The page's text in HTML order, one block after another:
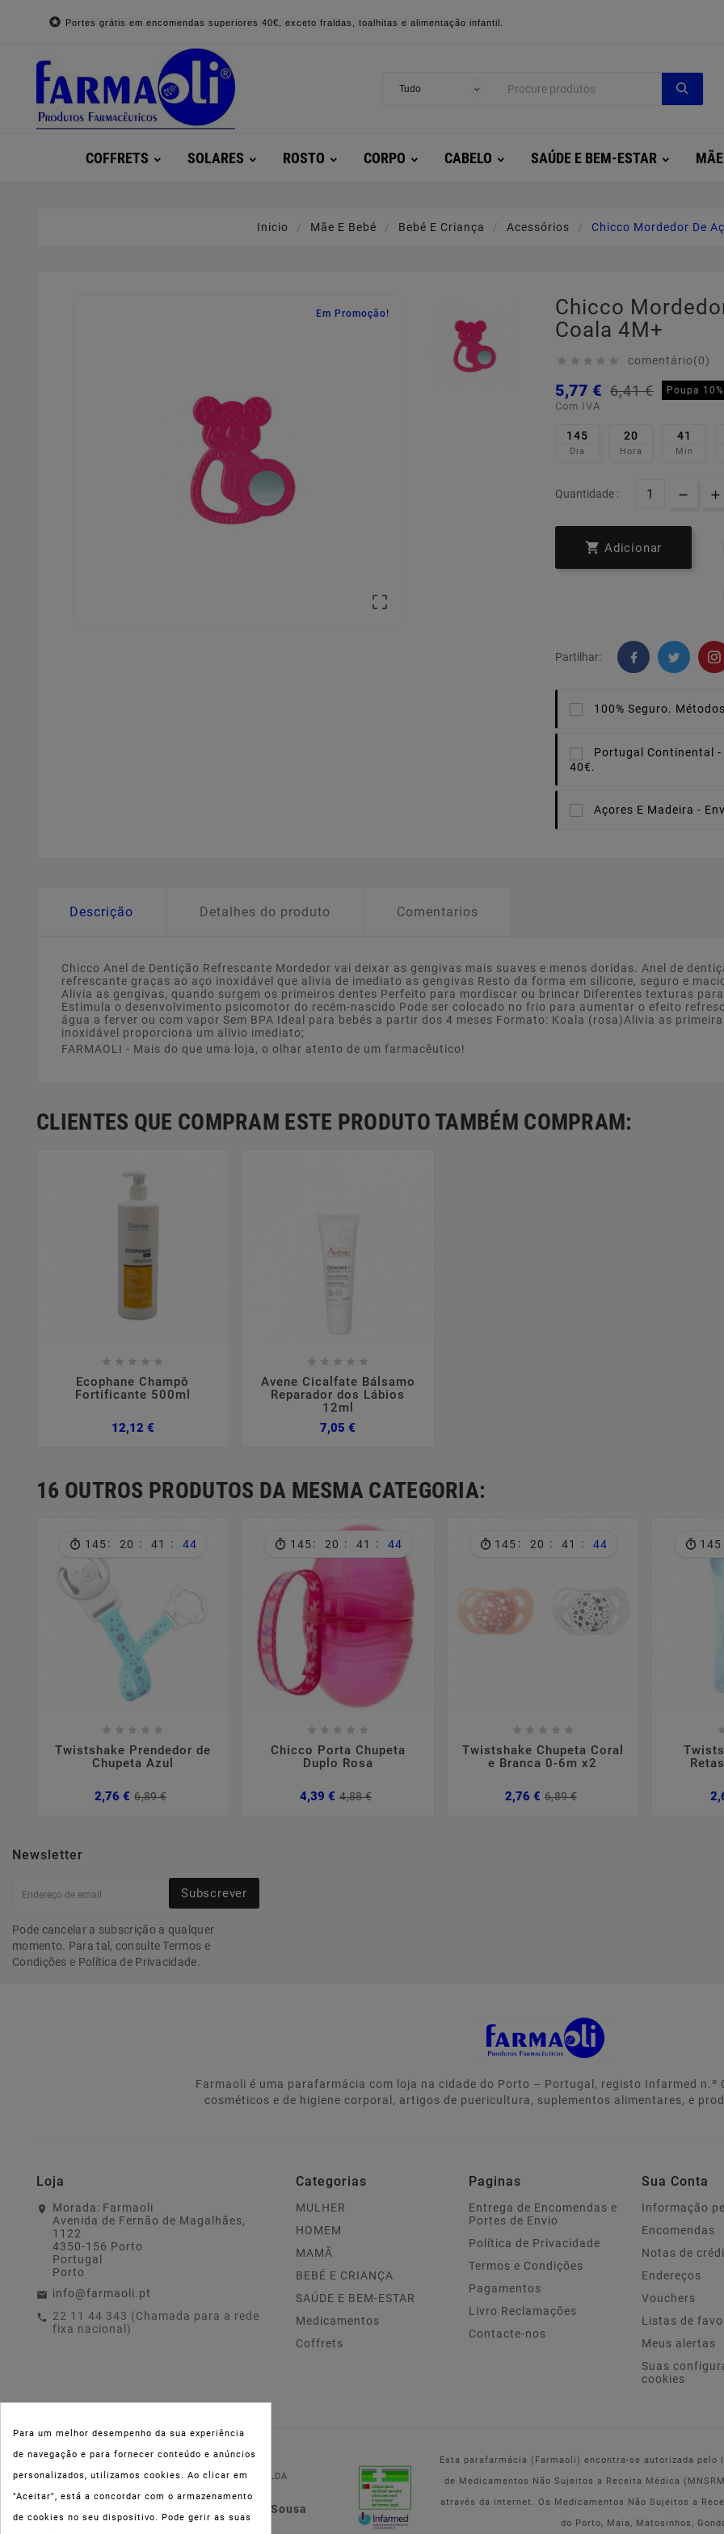
 Portes grátis em encomendas superiores 40€, exceto fraldas, toalhitas e alimentação infantil.
COFFRETS SOLARES ROSTO CORPO CABELO SAÚDE E BEM-ESTAR
Inicio Mãe E Bebé Bebé E Criança Acessórios Chicco Mordedor De
Em Promoção!

Chicco
Coala 4M+
     comentário(0)
5,77 € 6,41 € Poupa 10%
Com IVA
145
Dia
20
Hora
41
Min
Quantidade :
 Adicionar
Partilhar:
100% Seguro.
Portugal Continental -
40€.
Açores E Madeira -
Descrição Detalhes do produto Comentarios
Chicco Anel de Dentição Refrescante Mordedor vai deixar as gengivas mais suaves e menos doridas. Anel de
refrescante graças ao aço inoxidável que alivia de imediato as gengivas Resto da forma em silicone, seguro e
Alivia as gengivas, quando surgem os primeiros dentes Perfeito para mordiscar ou brincar Diferentes texturas
Estimula o desenvolvimento psicomotor do recém-nascido Pode ser colocado no frio para aumentar o efeito
água a ferver ou com vapor Sem BPA Ideal para bebés a partir dos 4 meses Formato: Koala (rosa)Alivia as
inoxidável proporciona um alívio imediato;
FARMAOLI - Mais do que uma loja, o olhar atento de um farmacêutico!
CLIENTES QUE COMPRAM ESTE PRODUTO TAMBÉM COMPRAM:
    
Ecophane Champô
Fortificante 500ml
12,12 €Preço
    
Avene Cicalfate Bálsamo
Reparador dos Lábios
12ml
7,05 €
16 OUTROS PRODUTOS DA MESMA CATEGORIA:
145: 20 : 41 : 44
    
Twistshake Prendedor de
Chupeta Azul
2,76 € 6,89 €
145: 20 : 41 : 44
    
Chicco Porta Chupeta
Duplo Rosa
4,39 € 4,88 €
145 : 20 : 41 : 44
    
Twistshake Chupeta Coral
e Branca 0-6m x2
2,76 € 6,89 €
145
Newsletter
Subscrever
Pode cancelar a subscrição a qualquer
momento. Para tal, consulte Termos e
Condições e Política de Privacidade.
Farmaoli é uma parafarmácia com loja na cidade do Porto – Portugal, registo Infarmed n.º
cosméticos e de higiene corporal, artigos de puericultura, suplementos alimentares, e
Loja
Morada: Farmaoli
Avenida de Fernão de Magalhães,
1122
4350-156 Porto
Portugal
Porto
info@farmaoli.pt
22 11 44 343 (Chamada para a rede
fixa nacional)
Categorias
MULHER
HOMEM
MAMÃ
BEBÉ E CRIANÇA
SAÚDE E BEM-ESTAR
Medicamentos
Coffrets
Paginas
Entrega de Encomendas e
Portes de Envio
Política de Privacidade
Termos e Condições
Pagamentos
Livro Reclamações
Contacte-nos
Sua Conta
Informação
Encomendas
Notas de
Endereços
Vouchers
Listas de
Meus alertas
Suas
cookies
NIPC: 515 801 216
FARMAOLI, Soc. Unip. LDA
Dir. Técnica: Lígia de Sousa
Esta parafarmácia (Farmaoli) encontra-se autorizada pelo
de Medicamentos Não Sujeitos a Receita Médica
através da internet. Os Medicamentos Não Sujeitos a
do Porto, Maia, Matosinhos,
Para um melhor desempenho da sua experiência
de navegação e para fornecer conteúdo e anúncios
personalizados, utilizamos cookies. Ao clicar em
"Aceitar", está a concordar com o armazenamento
de cookies no seu dispositivo. Pode gerir as suas